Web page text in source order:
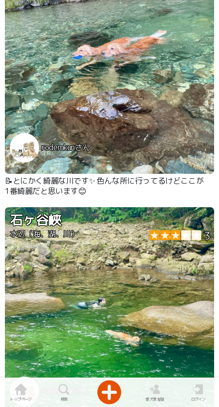
rodemkunさん
📝とにかく綺麗な川です✨ 色んな所に行ってるけどここが
1番綺麗だと思います😊
石ヶ谷峽
水辺（海、湖、川） 3
rodemkunさん
トップページ 検索 愛犬家登録 ログイン